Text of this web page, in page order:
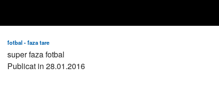
fotbal - faza tare
super faza fotbal
Publicat in 28.01.2016